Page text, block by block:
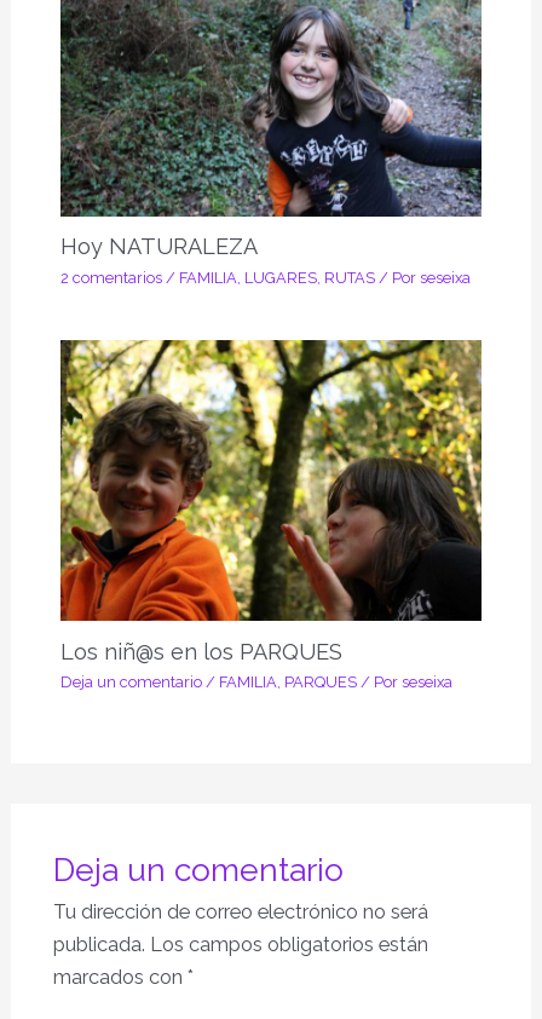
Hoy NATURALEZA
2 comentarios / FAMILIA LUGARES, RUTAS/ Por seseixa
Los niñ@s en los PARQUES
Deja un comentario / FAMILIA PARQUES/ Por seseixa
Deja un comentario
Tu dirección de correo electrónico no será
publicada. Los campos obligatorios están
marcados con *